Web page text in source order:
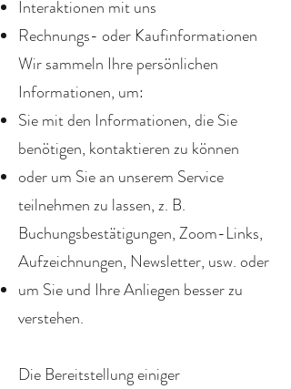
Interaktionen mit uns
Rechnungs- oder Kaufinformationen
Wir sammeln Ihre persönlichen
Informationen, um:
Sie mit den Informationen, die Sie
benötigen, kontaktieren zu können
oder um Sie an unserem Service
teilnehmen zu lassen, z. B.
Buchungsbestätigungen, Zoom-Links,
Aufzeichnungen, Newsletter, usw. oder
um Sie und Ihre Anliegen besser zu
verstehen.
Die Bereitstellung einiger